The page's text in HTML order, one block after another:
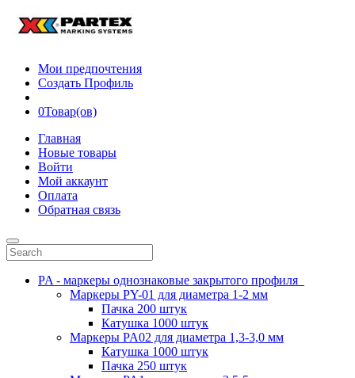
Мои предпочтения
Создать Профиль
0Товар(ов)
Главная
Новые товары
Войти
Мой аккаунт
Оплата
Обратная связь
PA - маркеры однознаковые закрытого профиля
Маркеры PY-01 для диаметра 1-2 мм
Пачка 200 штук
Катушка 1000 штук
Маркеры PA02 для диаметра 1,3-3,0 мм
Катушка 1000 штук
Пачка 250 штук